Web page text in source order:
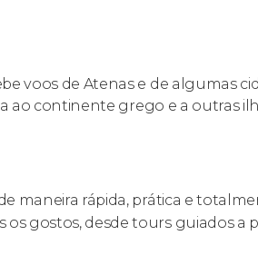
voos de Atenas e de algumas
ao continente grego e a outras
maneira rápida, prática e
gostos, desde tours guiados a